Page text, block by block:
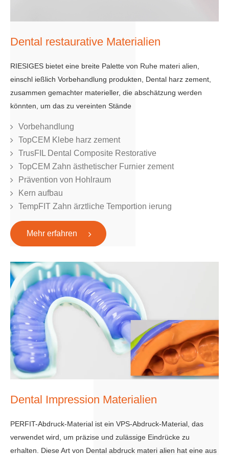
Dental restaurative Materialien
RIESIGES bietet eine breite Palette von Ruhe materi alien,
einschl ießlich Vorbehandlung produkten, Dental harz zement,
zusammen gemachter materieller, die abschätzung werden
könnten, um das zu vereinten Stände
Vorbehandlung
TopCEM Klebe harz zement
TrusFIL Dental Composite Restorative
TopCEM Zahn ästhetischer Furnier zement
Prävention von Hohlraum
Kern aufbau
TempFIT Zahn ärztliche Temportion ierung
Mehr erfahren
Dental Impression Materialien
PERFIT-Abdruck-Material ist ein VPS-Abdruck-Material, das
verwendet wird, um präzise und zulässige Eindrücke zu
erhalten. Diese Art von Dental abdruck materi alien hat eine aus